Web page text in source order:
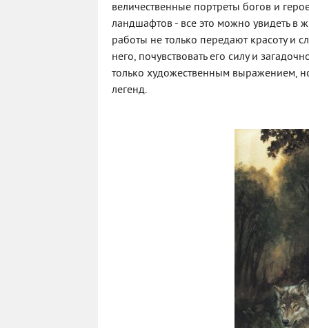
величественные портреты богов и
ландшафтов - все это можно увидеть в
работы не только передают красоту и
него, почувствовать его силу и
только художественным выражением,
легенд.